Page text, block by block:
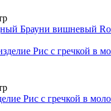
Брауни вишневый
Рис с гречкой в